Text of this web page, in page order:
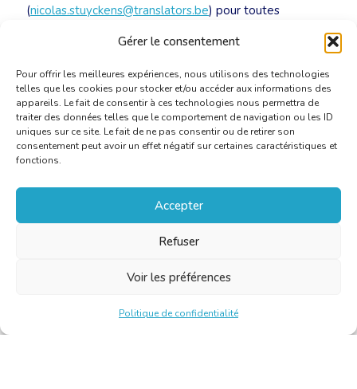
Gérer le consentement
Pour offrir les meilleures expériences, nous utilisons des technologies
telles que les cookies pour stocker et/ou accéder aux informations des
appareils. Le fait de consentir à ces technologies nous permettra de
traiter des données telles que le comportement de navigation ou les ID
uniques sur ce site. Le fait de ne pas consentir ou de retirer son
consentement peut avoir un effet négatif sur certaines caractéristiques et
fonctions.
Accepter
Refuser
Voir les préférences
Politique de confidentialité
(nicolas.stuyckens@translators.be) pour toutes